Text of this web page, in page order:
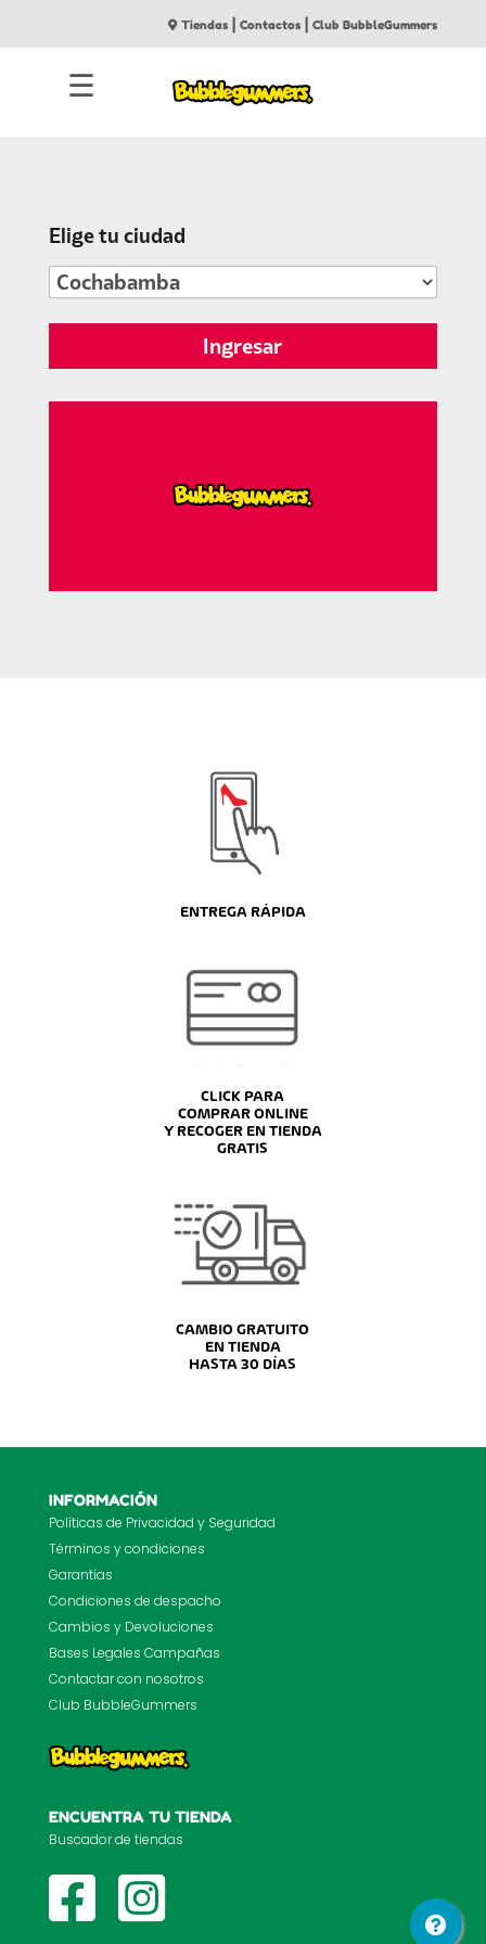
Tiendas |Contactos |Club BubbleGummers
☰
Elige tu ciudad
Ingresar
ENTREGA RÁPIDA
CLICK PARA
COMPRAR ONLINE
Y RECOGER EN TIENDA
GRATIS
CAMBIO GRATUITO
EN TIENDA
HASTA 30 DÍAS
INFORMACIÓN
Políticas de Privacidad y Seguridad
Términos y condiciones
Garantías
Condiciones de despacho
Cambios y Devoluciones
Bases Legales Campañas
Contactar con nosotros
Club BubbleGummers
ENCUENTRA TU TIENDA
Buscador de tiendas